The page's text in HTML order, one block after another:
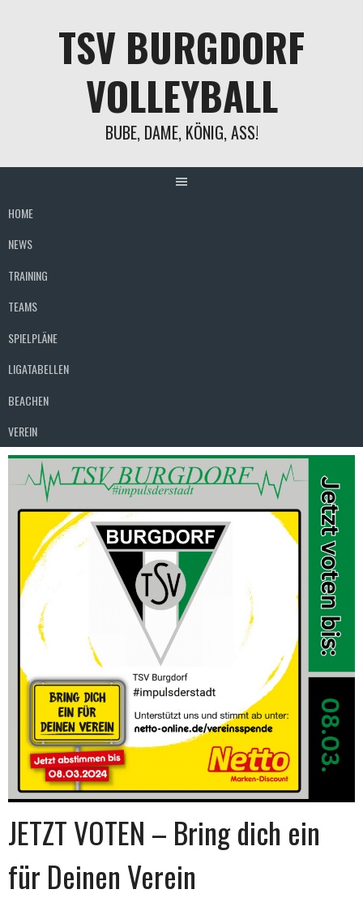
TSV BURGDORF
VOLLEYBALL
BUBE, DAME, KÖNIG, ASS!
HOME
NEWS
TRAINING
TEAMS
SPIELPLÄNE
LIGATABELLEN
BEACHEN
VEREIN
JETZT VOTEN – Bring dich ein
für Deinen Verein